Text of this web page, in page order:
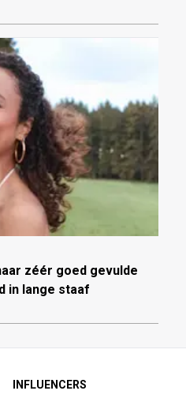
zéér goed gevulde
in lange staaf
INFLUENCERS